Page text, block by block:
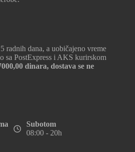
radnih dana, a uobičajeno vreme
sa PostExpress i AKS kurirskom
dinara, dostava se ne
Subotom
08:00 - 20h